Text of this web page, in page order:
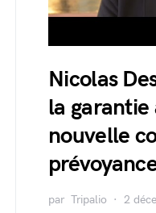
Nicolas
la garantie
nouvelle
par Tripalio 2